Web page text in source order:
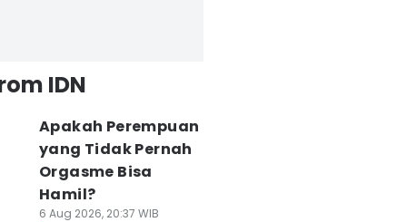
IDN
Apakah Perempuan
yang Tidak Pernah
Orgasme Bisa
Hamil?
6 Aug 2026, 20:37 WIB